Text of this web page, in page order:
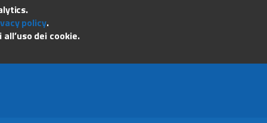
policy.
dei cookie.
pubblica